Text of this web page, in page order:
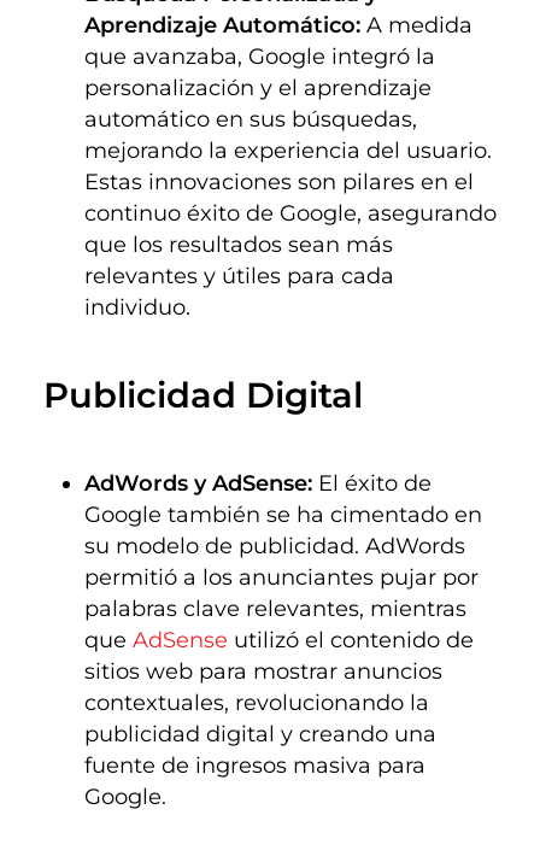
Aprendizaje Automático: A medida
que avanzaba, Google integró la
personalización y el aprendizaje
automático en sus búsquedas,
mejorando la experiencia del usuario.
Estas innovaciones son pilares en el
continuo éxito de Google, asegurando
que los resultados sean más
relevantes y útiles para cada
individuo.
Publicidad Digital
AdWords y AdSense: El éxito de
Google también se ha cimentado en
su modelo de publicidad. AdWords
permitió a los anunciantes pujar por
palabras clave relevantes, mientras
que AdSense utilizó el contenido de
sitios web para mostrar anuncios
contextuales, revolucionando la
publicidad digital y creando una
fuente de ingresos masiva para
Google.